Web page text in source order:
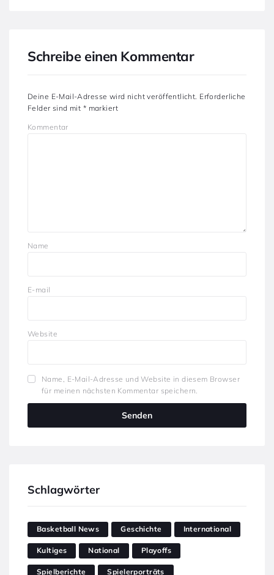
Schreibe einen Kommentar
Deine E-Mail-Adresse wird nicht veröffentlicht. Erforderliche
Felder sind mit * markiert
Kommentar
Name
E-mail
Website
Name, E-Mail-Adresse und Website in diesem Browser
für meinen nächsten Kommentar speichern.
Schlagwörter
Basketball News Geschichte International
Kultiges National Playoffs
Spielberichte Spielerporträts